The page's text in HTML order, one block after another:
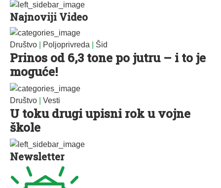
Najnoviji Video
Društvo Poljoprivreda Šid
Prinos od 6,3 tone po jutru – i to je
moguće!
Društvo Vesti
U toku drugi upisni rok u vojne
škole
Newsletter